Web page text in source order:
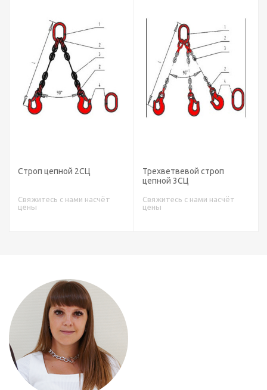
2СЦ
нами насчёт
Трехветвевой строп
Свяжитесь с нами насчёт
Строп цепной
Свяжитесь с